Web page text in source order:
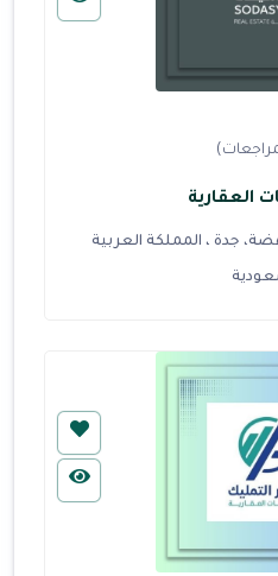
العقارية
جدة ، المملكة العربية